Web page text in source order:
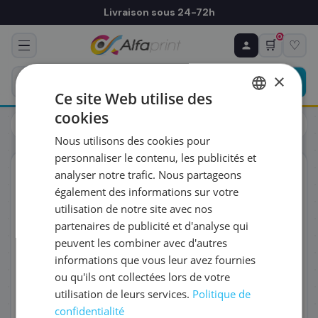
Livraison sous 24-72h
🛒
0
♡
Cartouches
Brother
ORIGINAL
♻ COMMANDE RÉCURRENTE
Prévoyez & économisez
Programmez votre prochain achat — notre équipe
vous prépare un devis personnalisé
RÉFÉRENCE DU PRODUIT
FRÉQUENCE
QUANTITÉ PAR LIVRAISON
DATE DE PREMIÈRE LIVRAISON SOUHAITÉE
×
Ce site Web utilise des
cookies
Nous utilisons des cookies pour
personnaliser le contenu, les publicités et
analyser notre trafic. Nous partageons
également des informations sur votre
utilisation de notre site avec nos
partenaires de publicité et d'analyse qui
peuvent les combiner avec d'autres
informations que vous leur avez fournies
ou qu'ils ont collectées lors de votre
utilisation de leurs services. Politique de
confidentialité